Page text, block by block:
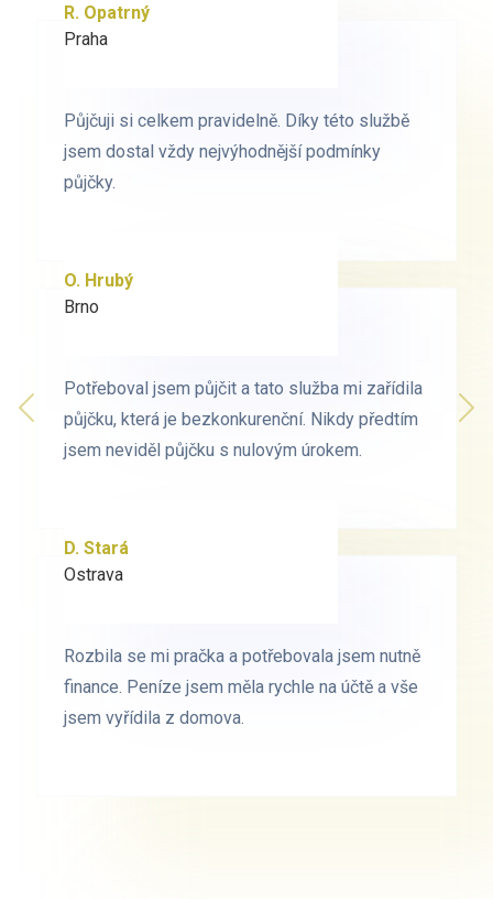
R. Opatrný
Praha
Půjčuji si celkem pravidelně. Díky této službě
jsem dostal vždy nejvýhodnější podmínky
půjčky.
O. Hrubý
Brno
Potřeboval jsem půjčit a tato služba mi zařídila
půjčku, která je bezkonkurenční. Nikdy předtím
jsem neviděl půjčku s nulovým úrokem.
D. Stará
Ostrava
Rozbila se mi pračka a potřebovala jsem nutně
finance. Peníze jsem měla rychle na účtě a vše
jsem vyřídila z domova.
K. Novák
Brno
Půjčuji si celkem pravidelně. Díky této službě
jsem dostal vždy nejvýhodnější podmínky
půjčky.
D. Starý
Praha
Potřeboval jsem půjčit a tato služba mi zařídila
půjčku, která je bezkonkurenční. Nikdy předtím
jsem neviděl půjčku s nulovým úrokem.
L. Milá
Ostrava
Rozbila se mi pračka a potřebovala jsem nutně
finance. Peníze jsem měla rychle na účtě a vše
jsem vyřídila z domova.
Předchozí